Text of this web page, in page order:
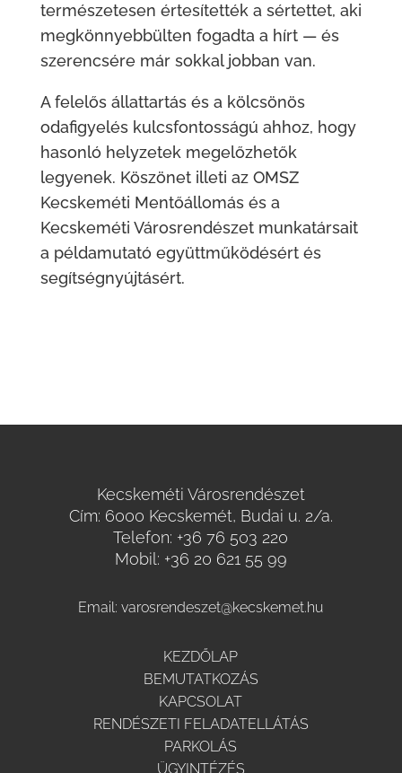
természetesen értesítették a sértettet, aki
megkönnyebbülten fogadta a hírt — és
szerencsére már sokkal jobban van.
A felelős állattartás és a kölcsönös
odafigyelés kulcsfontosságú ahhoz, hogy
hasonló helyzetek megelőzhetők
legyenek. Köszönet illeti az OMSZ
Kecskeméti Mentőállomás és a
Kecskeméti Városrendészet munkatársait
a példamutató együttműködésért és
segítségnyújtásért.
Kecskeméti Városrendészet
Cím: 6000 Kecskemét, Budai u. 2/a.
Telefon: +36 76 503 220
Mobil: +36 20 621 55 99
Email:varosrendeszet@kecskemet.hu
KEZDŐLAP
BEMUTATKOZÁS
KAPCSOLAT
RENDÉSZETI FELADATELLÁTÁS
PARKOLÁS
ÜGYINTÉZÉS